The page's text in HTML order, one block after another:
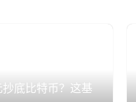
底比特币？这基